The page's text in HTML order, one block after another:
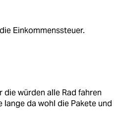
Einkommenssteuer.
die würden alle Rad fahren
lange da wohl die Pakete und